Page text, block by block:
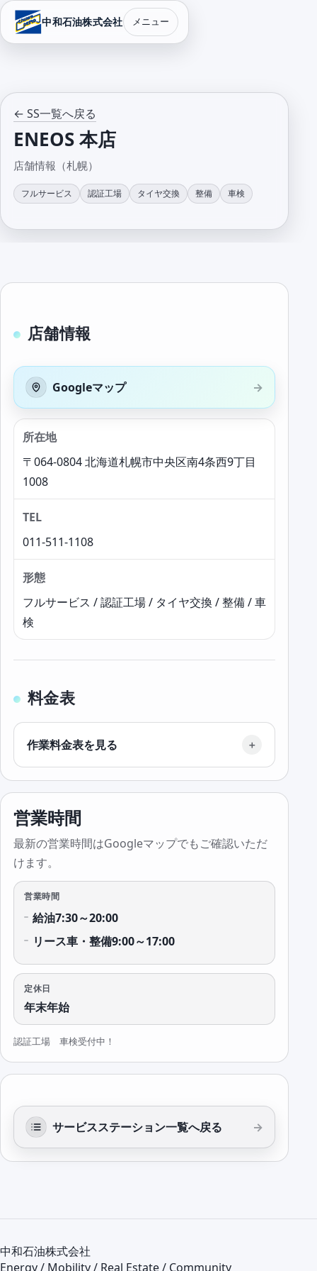
中和石油株式会社 メニュー
← SS一覧へ戻る
ENEOS 本店
店舗情報（札幌）
フルサービス 認証工場 タイヤ交換 整備 車検
店舗情報
Googleマップ
所在地
〒064-0804 北海道札幌市中央区南4条西9丁目
1008
TEL
011-511-1108
形態
フルサービス / 認証工場 / タイヤ交換 / 整備 / 車
検
料金表
作業料金表を見る
営業時間
最新の営業時間はGoogleマップでもご確認いただ
けます。
営業時間
給油7:30～20:00
リース車・整備9:00～17:00
定休日
年末年始
認証工場 車検受付中！
サービスステーション一覧へ戻る
中和石油株式会社
Energy / Mobility / Real Estate / Community